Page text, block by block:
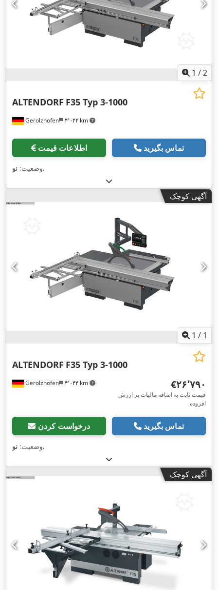
1 /2
Gerolzhofen ۴٬۰۴۴ km
ALTENDORF F35 Typ 3-1000
اطلاعات قیمت تماس بگیرید
وضعیت: نو ,
آگهی کوچک
1 / 1
Gerolzhofen ۴٬۰۴۴ km
ALTENDORF F35 Typ 3-1000
‎€۲۶٬۷۹۰
قیمت ثابت به اضافه مالیات بر ارزش
افزوده
درخواست کردن تماس بگیرید
وضعیت: نو ,
آگهی کوچک